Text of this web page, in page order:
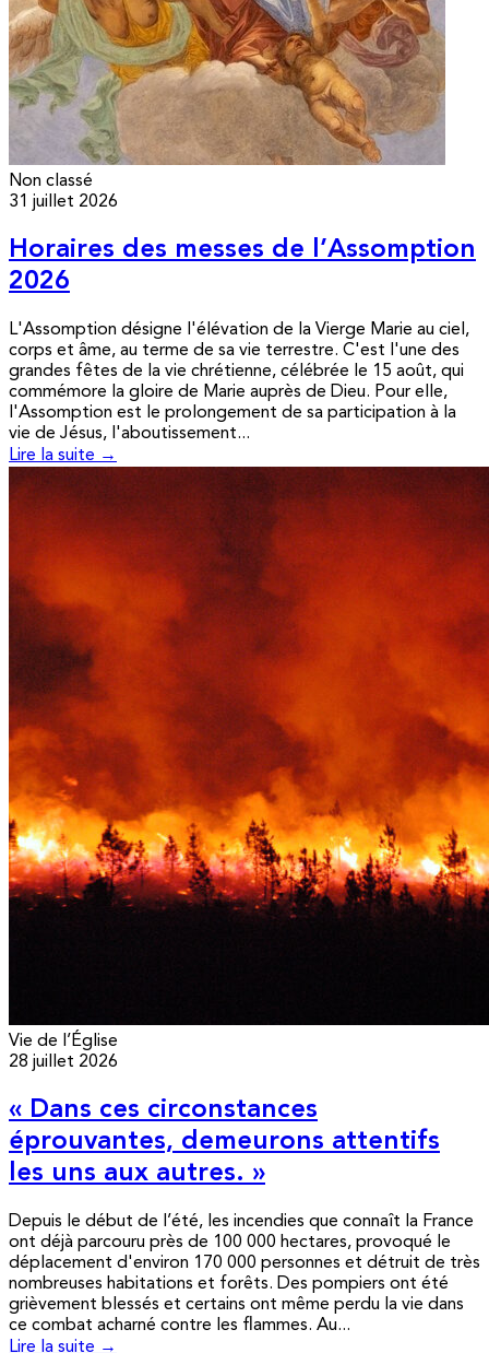
Non classé
31 juillet 2026
Horaires des messes de l’Assomption
2026
L'Assomption désigne l'élévation de la Vierge Marie au ciel,
corps et âme, au terme de sa vie terrestre. C'est l'une des
grandes fêtes de la vie chrétienne, célébrée le 15 août, qui
commémore la gloire de Marie auprès de Dieu. Pour elle,
l'Assomption est le prolongement de sa participation à la
vie de Jésus, l'aboutissement...
Lire la suite →
Vie de l’Église
28 juillet 2026
« Dans ces circonstances
éprouvantes, demeurons attentifs
les uns aux autres. »
Depuis le début de l’été, les incendies que connaît la France
ont déjà parcouru près de 100 000 hectares, provoqué le
déplacement d'environ 170 000 personnes et détruit de très
nombreuses habitations et forêts. Des pompiers ont été
grièvement blessés et certains ont même perdu la vie dans
ce combat acharné contre les flammes. Au...
Lire la suite →